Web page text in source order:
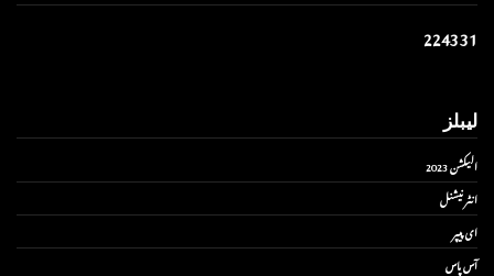
224331
لیبلز
الیکشن 2023
انٹر نیشنل
ای پیپر
آس پاس